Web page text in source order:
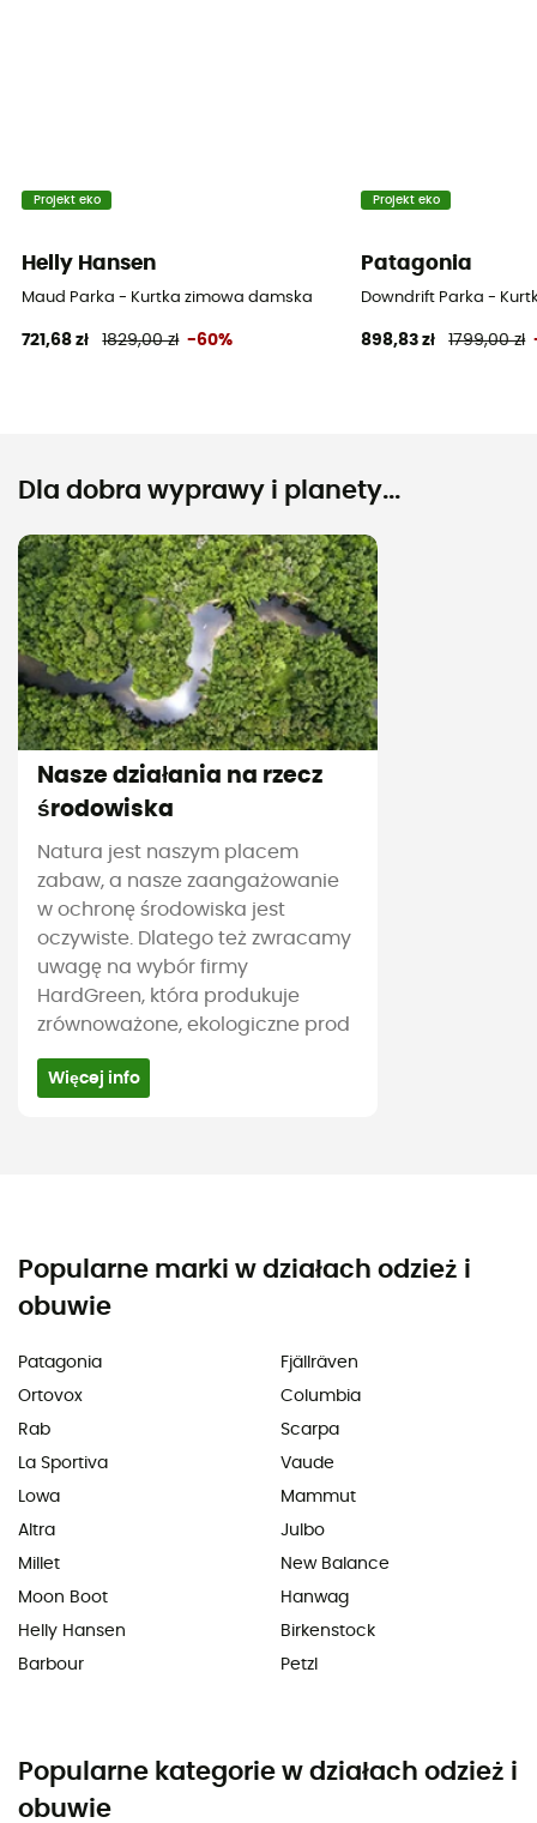
Projekt eko
Helly Hansen
Maud Parka - Kurtka zimowa damska
721,68 zł 1829,00 zł -60%
Projekt eko
Patagonia
Downdrift Parka -
898,83 zł 1799,00 zł
Dla dobra wyprawy i planety...
Nasze działania na rzecz
środowiska
Natura jest naszym placem
zabaw, a nasze zaangażowanie
w ochronę środowiska jest
oczywiste. Dlatego też zwracamy
uwagę na wybór firmy
HardGreen, która produkuje
zrównoważone, ekologiczne prod
Więcej info
Popularne marki w działach odzież i
obuwie
Patagonia
Ortovox
Rab
La Sportiva
Lowa
Altra
Millet
Moon Boot
Helly Hansen
Barbour
Fjällräven
Columbia
Scarpa
Vaude
Mammut
Julbo
New Balance
Hanwag
Birkenstock
Petzl
Popularne kategorie w działach odzież i
obuwie